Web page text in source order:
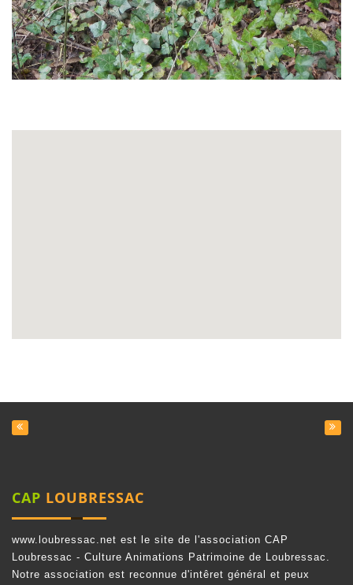
CAP LOUBRESSAC
www.loubressac.net est le site de l'association CAP
Loubressac - Culture Animations Patrimoine de Loubressac.
Notre association est reconnue d'intêret général et peux